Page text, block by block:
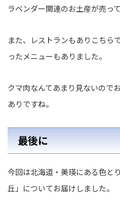
ラベンダー関連のお土産が売っ
また、レストランもありこちら
ったメニューもありました。
クマ肉なんてあまり見ないので
ありですね。
最後に
今回は北海道・美瑛にある色と
丘」についてお届けしました。